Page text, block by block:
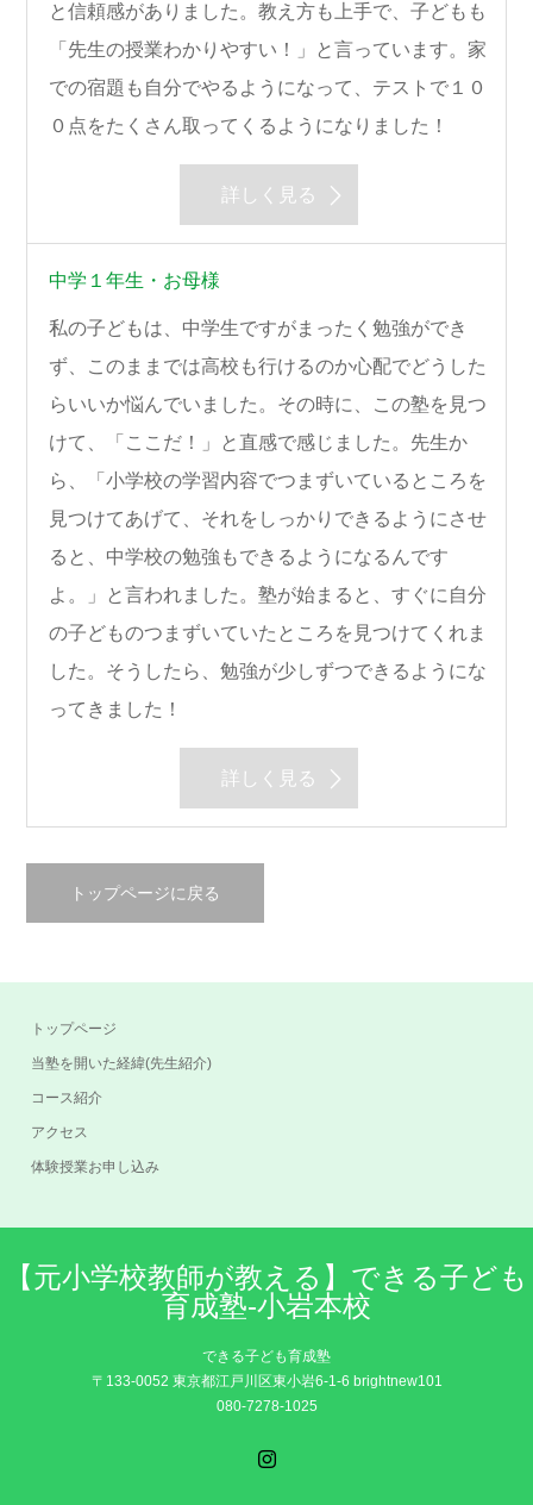
と信頼感がありました。教え方も上手で、子どもも
「先生の授業わかりやすい！」と言っています。家
での宿題も自分でやるようになって、テストで１０
０点をたくさん取ってくるようになりました！
詳しく見る
中学１年生・お母様
私の子どもは、中学生ですがまったく勉強ができ
ず、このままでは高校も行けるのか心配でどうした
らいいか悩んでいました。その時に、この塾を見つ
けて、「ここだ！」と直感で感じました。先生か
ら、「小学校の学習内容でつまずいているところを
見つけてあげて、それをしっかりできるようにさせ
ると、中学校の勉強もできるようになるんです
よ。」と言われました。塾が始まると、すぐに自分
の子どものつまずいていたところを見つけてくれま
した。そうしたら、勉強が少しずつできるようにな
ってきました！
詳しく見る
トップページに戻る
トップページ
当塾を開いた経緯(先生紹介)
コース紹介
アクセス
体験授業お申し込み
【元小学校教師が教える】できる子ども
育成塾-小岩本校
できる子ども育成塾
〒133-0052 東京都江戸川区東小岩6-1-6 brightnew101
080-7278-1025